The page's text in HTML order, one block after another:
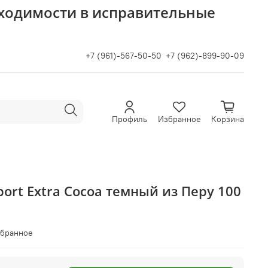
в исправительные
+7 (961)-567-50-50 +7 (962)-899-90-09
Профиль Избранное Корзина
Extra Cocoa темный из Перу 100